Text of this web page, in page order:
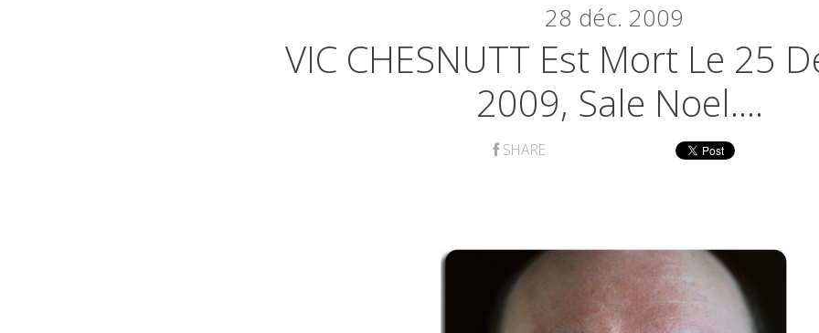
28 déc. 2009
VIC CHESNUTT Est Mort Le 25
2009, Sale Noel....
SHARE